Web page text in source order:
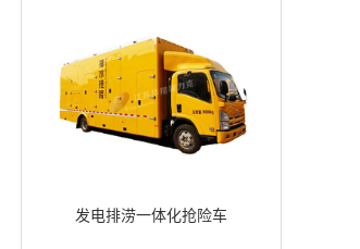
发电排涝一体化抢险车